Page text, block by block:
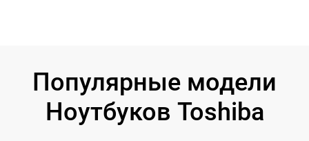
Популярные модели
Ноутбуков Toshiba